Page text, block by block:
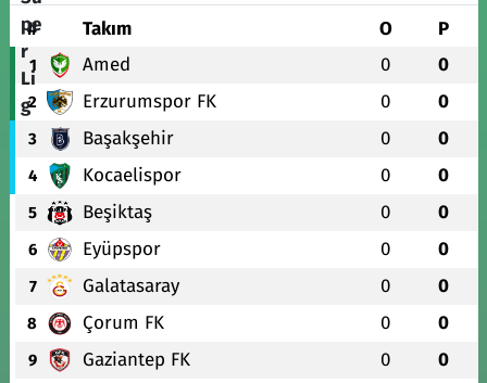
# Takım O P
1 Amed 0 0
2 Erzurumspor FK 0 0
3 Başakşehir 0 0
4 Kocaelispor 0 0
5 Beşiktaş 0 0
6 Eyüpspor 0 0
7 Galatasaray 0 0
8 Çorum FK 0 0
9 Gaziantep FK 0 0